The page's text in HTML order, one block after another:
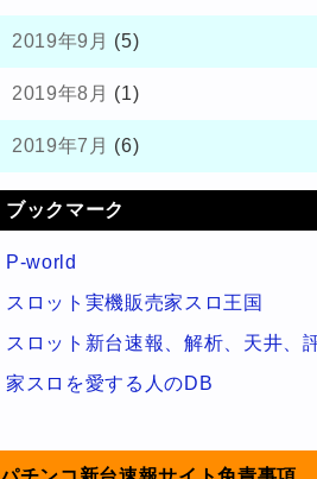
2019年9月 (5)
2019年8月 (1)
2019年7月 (6)
ブックマーク
P-world
スロット実機販売家スロ王国
スロット新台速報、解析、天井、
家スロを愛する人のDB